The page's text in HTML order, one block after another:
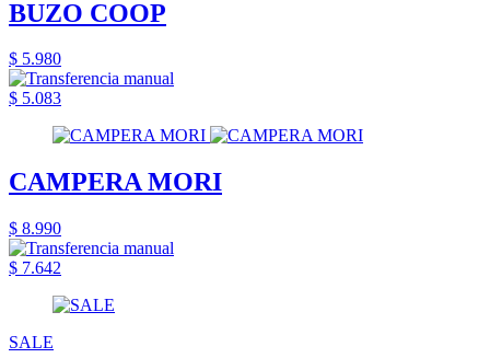
BUZO COOP
$ 5.980
$ 5.083
CAMPERA MORI
$ 8.990
$ 7.642
SALE